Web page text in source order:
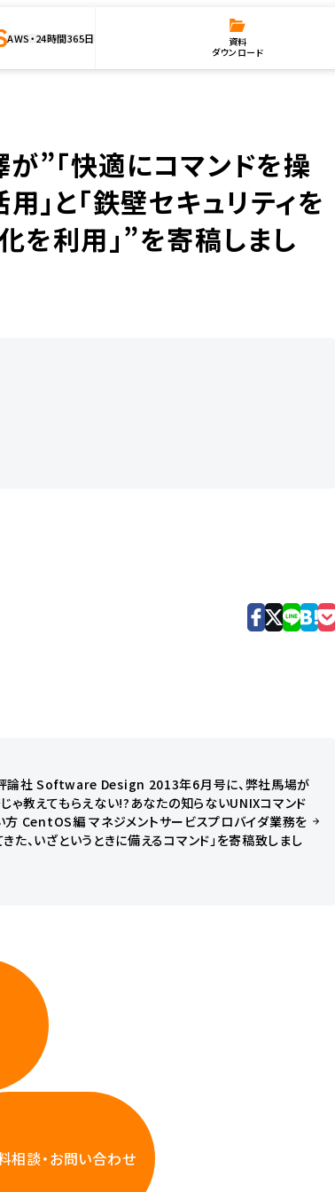
AWS・24時間365日
資料
ダウンロード
”「快適にコマンドを操
と「鉄壁セキュリティを
を利用」”を寄稿しまし
論社 Software Design 2013年6月号に、弊社馬場が
じゃ教えてもらえない!?あなたの知らないUNIXコマンド
方 CentOS編 マネジメントサービスプロバイダ業務を
た、いざというときに備えるコマンド」を寄稿致しまし
相談・お問い合わせ